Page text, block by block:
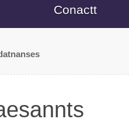
Cocnatt